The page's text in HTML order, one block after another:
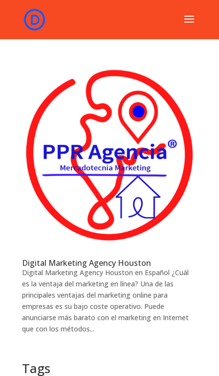
Digital Marketing Agency Houston
Digital Marketing Agency Houston en Español ¿Cuál
es la ventaja del marketing en línea? Una de las
principales ventajas del marketing online para
empresas es su bajo coste operativo. Puede
anunciarse más barato con el marketing en Internet
que con los métodos...
Tags